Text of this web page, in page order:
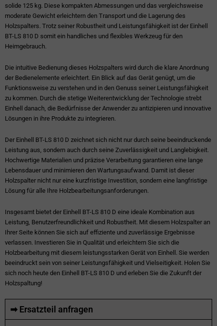
solide 125 kg. Diese kompakten Abmessungen und das vergleichsweise
moderate Gewicht erleichtern den Transport und die Lagerung des
Holzspalters. Trotz seiner Robustheit und Leistungsfähigkeit ist der Einhell
BT-LS 810 D somit ein handliches und flexibles Werkzeug für den
Heimgebrauch.
Die intuitive Bedienung dieses Holzspalters wird durch die klare Anordnung
der Bedienelemente erleichtert. Ein Blick auf das Gerät genügt, um die
Funktionsweise zu verstehen und in den Genuss seiner Leistungsfähigkeit
zu kommen. Durch die stetige Weiterentwicklung der Technologie strebt
Einhell danach, die Bedürfnisse der Anwender zu antizipieren und innovative
Lösungen in ihre Produkte zu integrieren.
Der Einhell BT-LS 810 D zeichnet sich nicht nur durch seine beeindruckende
Leistung aus, sondern auch durch seine Zuverlässigkeit und Langlebigkeit.
Hochwertige Materialien und präzise Verarbeitung garantieren eine lange
Lebensdauer und minimieren den Wartungsaufwand. Damit ist dieser
Holzspalter nicht nur eine kurzfristige Investition, sondern eine langfristige
Lösung für alle Ihre Holzbearbeitungsanforderungen.
Insgesamt bietet der Einhell BT-LS 810 D eine ideale Kombination aus
Leistung, Benutzerfreundlichkeit und Robustheit. Mit diesem Holzspalter an
Ihrer Seite können Sie sich auf effiziente und zuverlässige Ergebnisse
verlassen. Investieren Sie in Qualität und erleichtern Sie sich die
Holzbearbeitung mit diesem leistungsstarken Gerät von Einhell. Sie werden
beeindruckt sein von seiner Leistungsfähigkeit und Vielseitigkeit. Holen Sie
sich noch heute den Einhell BT-LS 810 D und erleben Sie die Zukunft der
Holzspaltung!
➡ Ersatzteil anfragen